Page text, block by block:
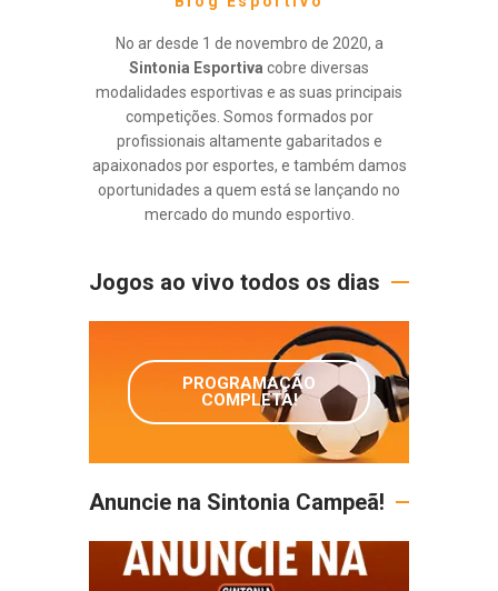
No ar desde 1 de novembro de 2020, a
Sintonia Esportiva cobre diversas
modalidades esportivas e as suas principais
competições. Somos formados por
profissionais altamente gabaritados e
apaixonados por esportes, e também damos
oportunidades a quem está se lançando no
mercado do mundo esportivo.
Jogos ao vivo todos os dias
PROGRAMAÇÃO
COMPLETA!
Anuncie na Sintonia Campeã!